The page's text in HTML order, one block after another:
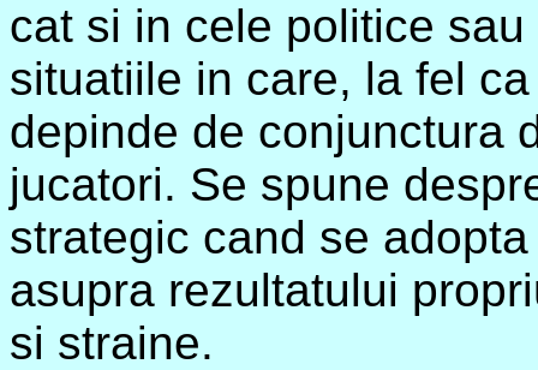
cat si in cele politice
situatiile in care, la fel
depinde de conjunctura
jucatori. Se spune
strategic cand se
asupra rezultatului
si straine.